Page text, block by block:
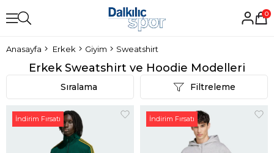
0
Anasayfa Erkek Giyim Sweatshirt
Erkek Sweatshirt ve Hoodie Modelleri
Filtreleme
Sıralama
İndirim Fırsatı İndirim Fırsatı